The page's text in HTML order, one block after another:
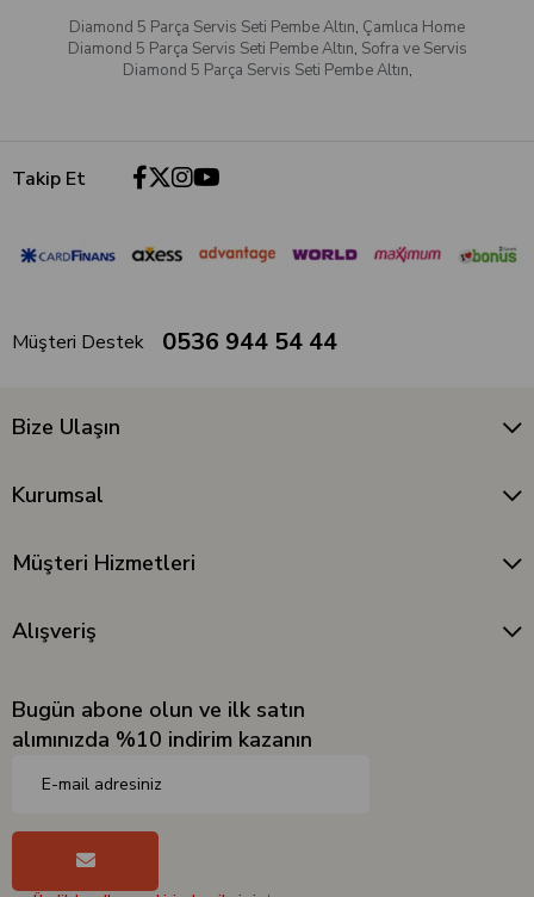
Diamond 5 Parça Servis Seti Pembe Altın, Çamlıca Home
Diamond 5 Parça Servis Seti Pembe Altın, Sofra ve Servis
Diamond 5 Parça Servis Seti Pembe Altın,
Takip Et
Müşteri Destek 0536 944 54 44
Bize Ulaşın
Kurumsal
Müşteri Hizmetleri
Alışveriş
Bugün abone olun ve ilk satın
alımınızda %10 indirim kazanın